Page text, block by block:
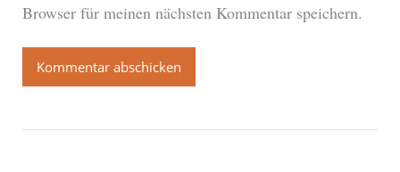
Browser für meinen nächsten Kommentar speichern.